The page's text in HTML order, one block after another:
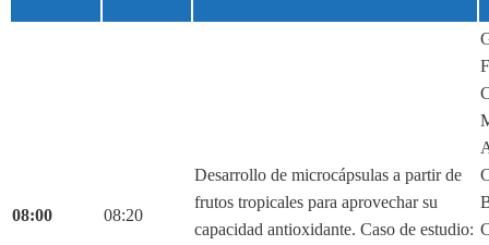
08:00 08:20
Desarrollo de microcápsulas a partir de
frutos tropicales para aprovechar su
capacidad antioxidante. Caso de estudio: